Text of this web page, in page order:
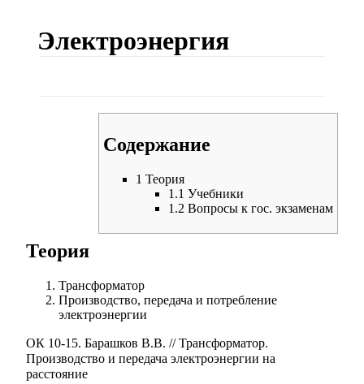
Электроэнергия
Содержание
1 Теория
1.1 Учебники
1.2 Вопросы к гос. экзаменам
Теория
Трансформатор
Производство, передача и потребление
электроэнергии
ОК 10-15. Барашков В.В. // Трансформатор.
Производство и передача электроэнергии на
расстояние